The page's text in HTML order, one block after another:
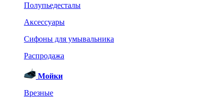
Полупьедесталы
Аксессуары
Сифоны для умывальника
Распродажа
Мойки
Врезные